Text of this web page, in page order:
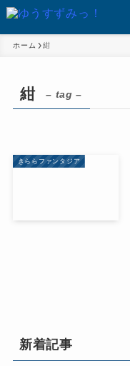
ホーム 紺
紺 – tag –
きららファンタジア
新着記事